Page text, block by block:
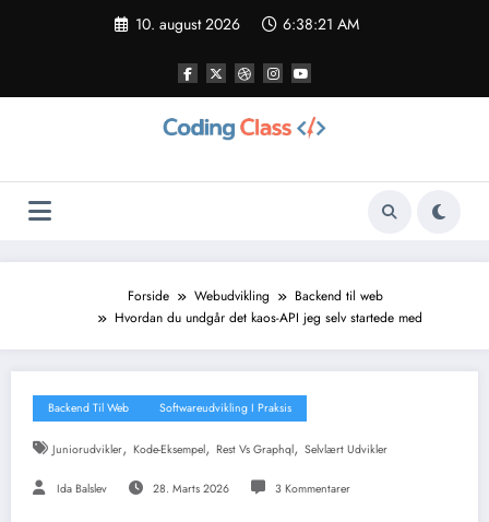
10. august 2026 6:38:23 AM
Forside Webudvikling
Backend til web
Hvordan du undgår det kaos-API jeg selv startede med
Backend Til Web Softwareudvikling I Praksis
Juniorudvikler, Kode-Eksempel, Rest Vs Graphql, Selvlært Udvikler
Ida Balslev 28. Marts 2026 3 Kommentarer